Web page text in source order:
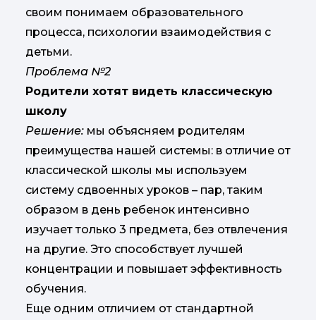
своим понимаем образовательного
процесса, психологии взаимодействия с
детьми.
Проблема №2
Родители хотят видеть классическую
школу
Решение: мы объясняем родителям
преимущества нашей системы: в отличие от
классической школы мы используем
систему сдвоенных уроков – пар, таким
образом в день ребенок интенсивно
изучает только 3 предмета, без отвлечения
на другие. Это способствует лучшей
концентрации и повышает эффективность
обучения.
Еще одним отличием от стандартной